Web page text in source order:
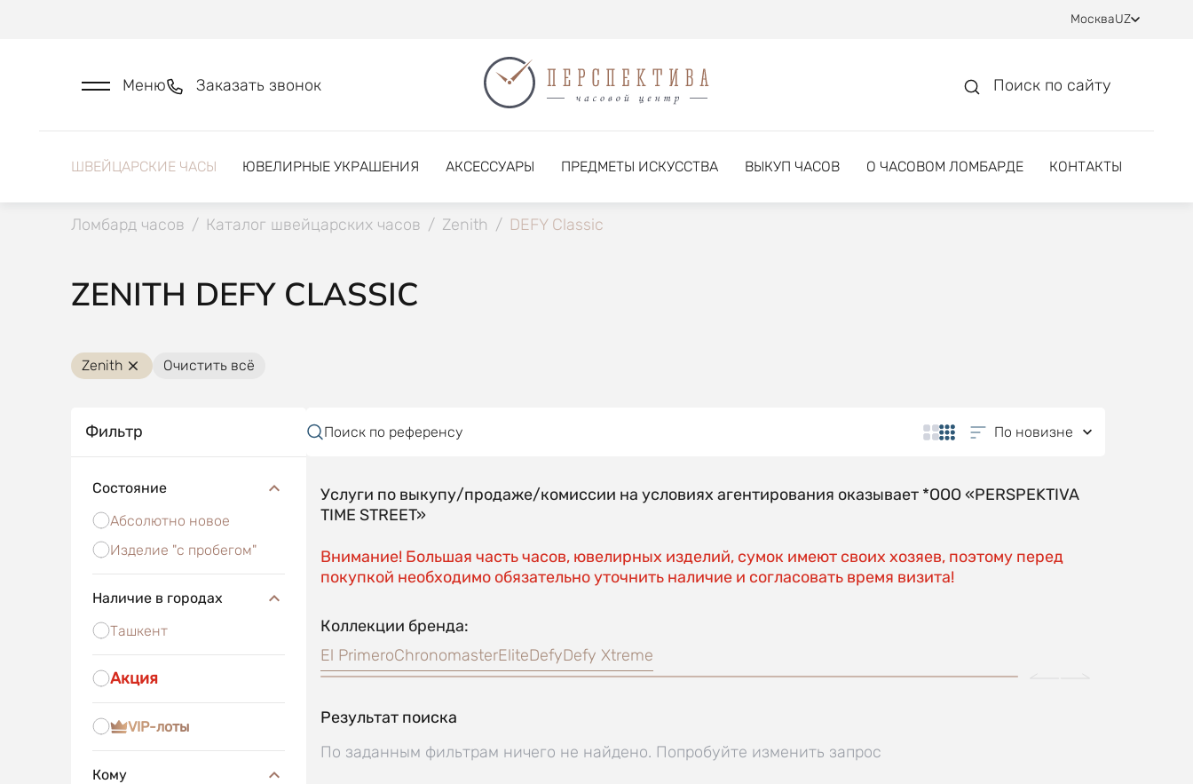
МоскваUZ
Меню Заказать звонок Поиск по сайту
ШВЕЙЦАРСКИЕ ЧАСЫ ЮВЕЛИРНЫЕ УКРАШЕНИЯ АКСЕССУАРЫ ПРЕДМЕТЫ ИСКУССТВА ВЫКУП ЧАСОВ О ЧАСОВОМ ЛОМБАРДЕ КОНТАКТЫ
Ломбард часов / Каталог швейцарских часов / Zenith / DEFY Classic
ZENITH DEFY CLASSIC
Zenith Очистить всё
Фильтр
Состояние
Абсолютно новое
Изделие "с пробегом"
Наличие в городах
Ташкент
Акция
VIP-лоты
Кому
Поиск по референсу По новизне
Услуги по выкупу/продаже/комиссии на условиях агентирования оказывает *OOO «PERSPEKTIVA
TIME STREET»
Внимание! Большая часть часов, ювелирных изделий, сумок имеют своих хозяев, поэтому перед
покупкой необходимо обязательно уточнить наличие и согласовать время визита!
Коллекции бренда:
El PrimeroChronomasterEliteDefyDefy Xtreme
Результат поиска
По заданным фильтрам ничего не найдено. Попробуйте изменить запрос